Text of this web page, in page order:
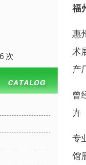
次
福
惠
术
产
曾
卉
专
馆